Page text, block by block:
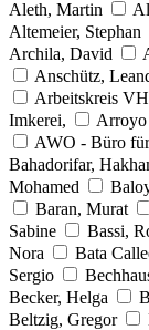
Aleth, Martin
Altemeier, Stephan
Archila, David
Anschütz,
Arbeitskreis
Imkerei,
Arroyo
AWO - Büro
Bahadorifar,
Mohamed
Baran, Murat
Sabine
Bassi,
Nora
Bata
Sergio
Becker, Helga
Beltzig, Gregor